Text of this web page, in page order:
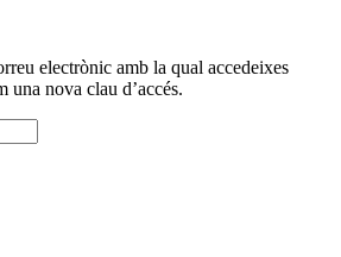
electrònic amb la qual accedeixes
una nova clau d’accés.